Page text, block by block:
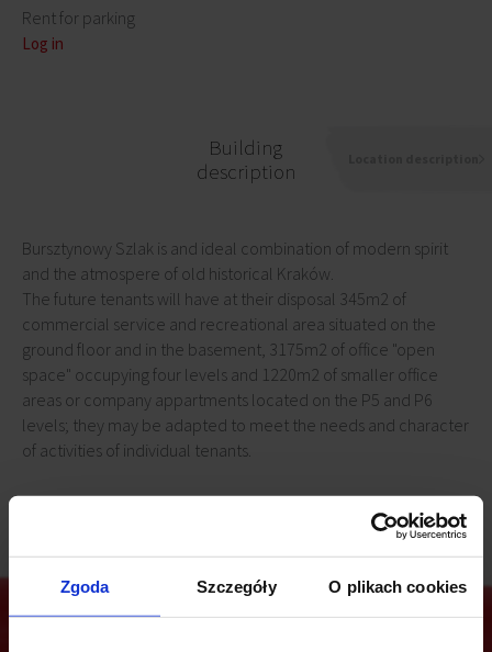
Zgoda Szczegóły O plikach cookies
Rent for parking
Log in
Building
description
Bursztynowy Szlak is and ideal combination of modern spirit
and the atmospere of old historical Kraków.
The future tenants will have at their disposal 345m2 of
commercial service and recreational area situated on the
ground floor and in the basement, 3175m2 of office "open
space" occupying four levels and 1220m2 of smaller office
areas or company appartments located on the P5 and P6
levels; they may be adapted to meet the needs and character
of activities of individual tenants.